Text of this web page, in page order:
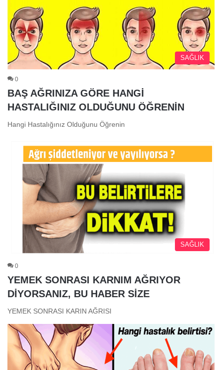
SAĞLIK
0
BAŞ AĞRINIZA GÖRE HANGİ
HASTALIĞINIZ OLDUĞUNU ÖĞRENİN
Hangi Hastalığınız Olduğunu Öğrenin
SAĞLIK
0
YEMEK SONRASI KARNIM AĞRIYOR
DİYORSANIZ, BU HABER SİZE
YEMEK SONRASI KARIN AĞRISI